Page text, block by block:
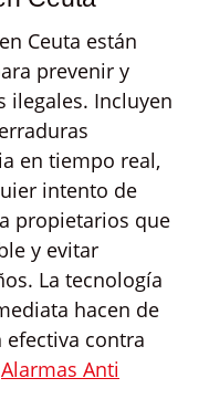
en Ceuta están
prevenir y
ilegales. Incluyen
en tiempo real,
intento de
propietarios que
y evitar
La tecnología
hacen de
contra
Alarmas Anti